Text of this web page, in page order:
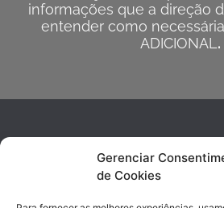
Gerenciar
de Cookies
informações que a direção
entender como
ADICIONAL .